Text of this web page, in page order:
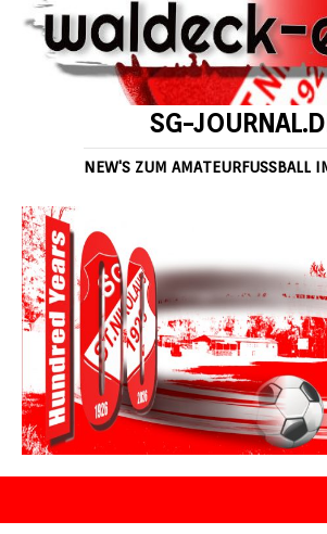
SG-
NEW'S ZUM AMATEURFUSSBALL